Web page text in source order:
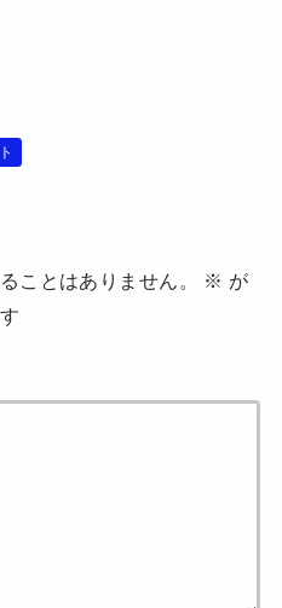
ことはありません。 ※ が